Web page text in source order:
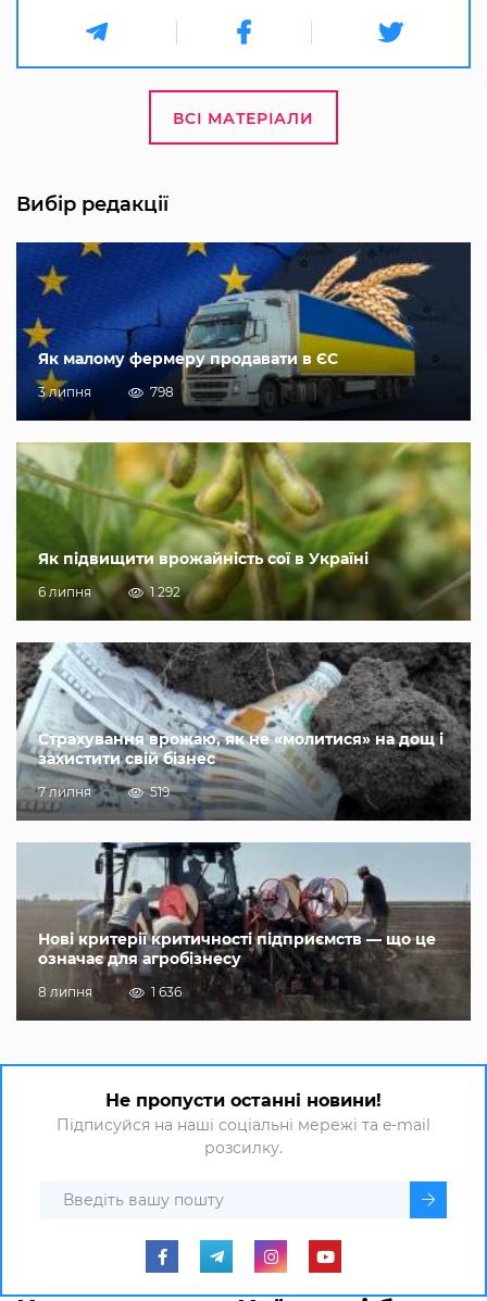
ВСІ МАТЕРІАЛИ
Вибір редакції
Як малому фермеру продавати в ЄС
3 липня 798
Як підвищити врожайність сої в Україні
6 липня 1 292
Страхування врожаю, як не «молитися» на дощ і
захистити свій бізнес
7 липня 519
Нові критерії критичності підприємств — що це
означає для агробізнесу
8 липня 1 636
Не пропусти останні новини!
Підписуйся на наші соціальні мережі та e-mail
розсилку.